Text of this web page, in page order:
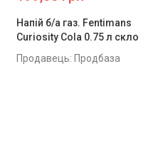
Напій б/а газ. Fentimans
Curiosity Cola 0.75 л скло
Продавець: Продбаза